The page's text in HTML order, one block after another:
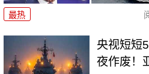
最热
央视短短
夜作废！